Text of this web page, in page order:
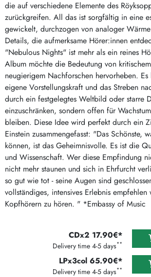
die auf verschiedene Elemente des
zurückgreifen. All das ist sorgfältig in eine
gewickelt, durchzogen von analoger
Details, die aufmerksame Hörer:innen
"Nebulous Nights" ist mehr als ein reines
Album möchte die Bedeutung von
neugierigem Nachforschen hervorheben.
eigene Vorstellungskraft und das Streben
durch ein festgelegtes Weltbild oder starre
einzuschränken, sondern offen für
bleiben. Diese Idee wird perfekt durch ein
Einstein zusammengefasst: "Das Schönste,
können, ist das Geheimnisvolle. Es ist die
und Wissenschaft. Wer diese Empfindung
nicht mehr staunen und sich in Ehrfurcht
so gut wie tot - seine Augen sind
vollständiges, intensives Erlebnis
Kopfhörern zu hören. " *Embassy of Music
CDx2 17.90€*
Delivery time 4-5 days**
LPx3col 65.90€*
Delivery time 4-5 days**